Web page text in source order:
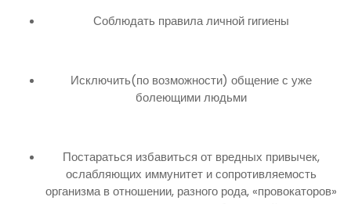
Соблюдать правила личной гигиены
Исключить(по возможности) общение с уже
болеющими людьми
Постараться избавиться от вредных привычек,
ослабляющих иммунитет и сопротивляемость
организма в отношении, разного рода, «провокаторов»